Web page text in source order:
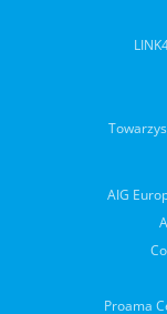
AIG
Proama